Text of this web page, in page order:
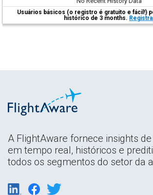
Usuários básicos (o registro é gratuito e fácil!)
histórico de 3 months.
A FlightAware fornece insights
em tempo real, históricos e
todos os segmentos do setor da